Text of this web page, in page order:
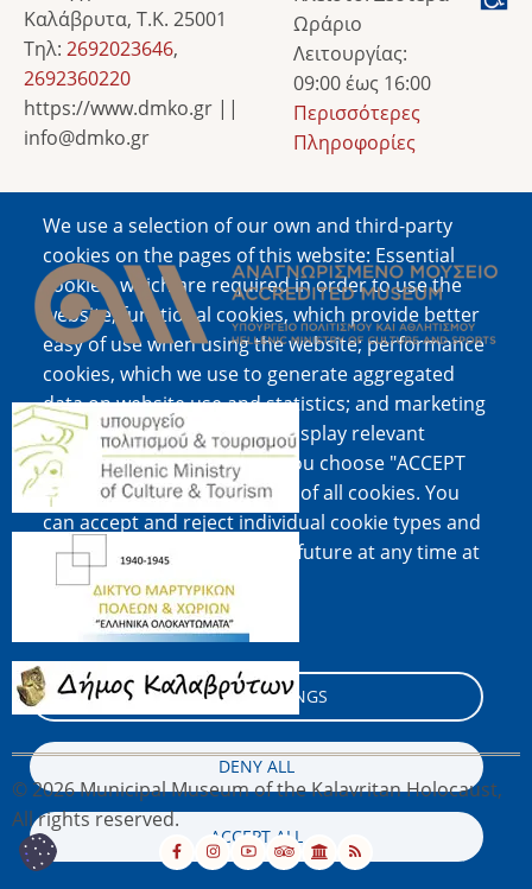
We use a selection of our own and third-party
cookies on the pages of this website: Essential
cookies, which are required in order to use the
website; functional cookies, which provide better
easy of use when using the website; performance
cookies, which we use to generate aggregated
data on website use and statistics; and marketing
cookies, which are used to display relevant
content and advertising. If you choose "ACCEPT
ALL", you consent to the use of all cookies. You
can accept and reject individual cookie types and
revoke your consent for the future at any time at
"Settings".
Cookie documentation
COOKIE SETTINGS
DENY ALL
ACCEPT ALL
Καλάβρυτα, Τ.Κ. 25001
Τηλ: 2692023646,
2692360220
https://www.dmko.gr ||
info@dmko.gr
Ωράριο
Λειτουργίας:
09:00 έως 16:00
Περισσότερες
Πληροφορίες
Image
Image
Image
Image
© 2026 Municipal Museum of the Kalavritan Holocaust,
All rights reserved.